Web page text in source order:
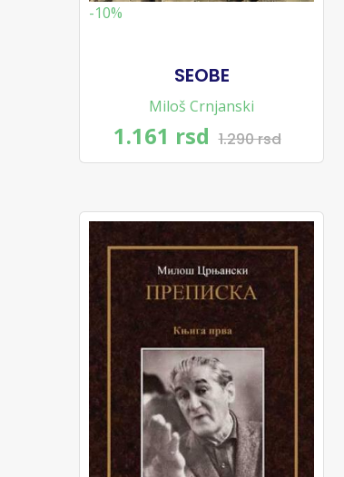
-10%
SEOBE
Miloš Crnjanski
1.161 rsd 1.290 rsd